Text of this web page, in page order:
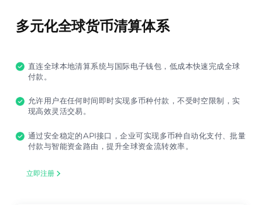
多元化全球货币清算体系
直连全球本地清算系统与国际电子钱包，低成本快速完成全球
付款。
允许用户在任何时间即时实现多币种付款，不受时空限制，实
现高效灵活交易。
通过安全稳定的API接口，企业可实现多币种自动化支付、批量
付款与智能资金路由，提升全球资金流转效率。
立即注册